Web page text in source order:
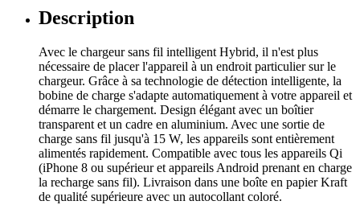
Description
Avec le chargeur sans fil intelligent Hybrid, il n'est plus
nécessaire de placer l'appareil à un endroit particulier sur le
chargeur. Grâce à sa technologie de détection intelligente, la
bobine de charge s'adapte automatiquement à votre appareil et
démarre le chargement. Design élégant avec un boîtier
transparent et un cadre en aluminium. Avec une sortie de
charge sans fil jusqu'à 15 W, les appareils sont entièrement
alimentés rapidement. Compatible avec tous les appareils Qi
(iPhone 8 ou supérieur et appareils Android prenant en charge
la recharge sans fil). Livraison dans une boîte en papier Kraft
de qualité supérieure avec un autocollant coloré.